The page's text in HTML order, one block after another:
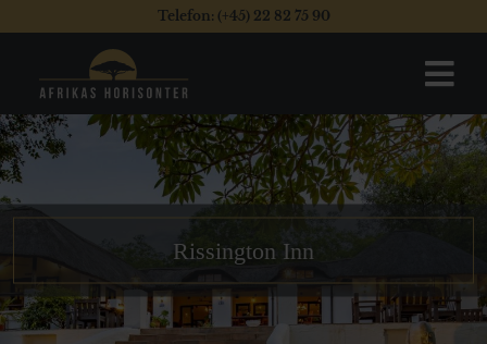
Telefon: (+45) 22 82 75 90
Rissington Inn